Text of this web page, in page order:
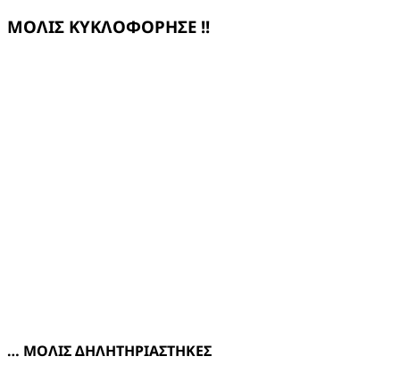
ΜΟΛΙΣ ΚΥΚΛΟΦΟΡΗΣΕ !!
… ΜΟΛΙΣ ΔΗΛΗΤΗΡΙΑΣΤΗΚΕΣ